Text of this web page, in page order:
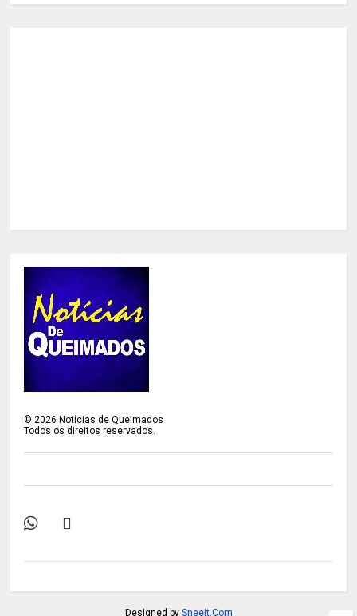
©2026 Notícias de Queimados
Todos os direitos reservados.
Designed by Sneeit.Com